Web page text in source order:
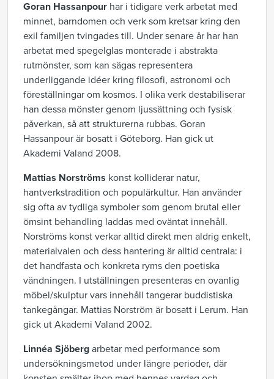
Goran Hassanpour har i tidigare verk arbetat med
minnet, barndomen och verk som kretsar kring den
exil familjen tvingades till. Under senare år har han
arbetat med spegelglas monterade i abstrakta
rutmönster, som kan sägas representera
underliggande idéer kring filosofi, astronomi och
föreställningar om kosmos. I olika verk destabiliserar
han dessa mönster genom ljussättning och fysisk
påverkan, så att strukturerna rubbas. Goran
Hassanpour är bosatt i Göteborg. Han gick ut
Akademi Valand 2008.
Mattias Norströms konst kolliderar natur,
hantverkstradition och populärkultur. Han använder
sig ofta av tydliga symboler som genom brutal eller
ömsint behandling laddas med oväntat innehåll.
Norströms konst verkar alltid direkt men aldrig enkelt,
materialvalen och dess hantering är alltid centrala: i
det handfasta och konkreta ryms den poetiska
vändningen. I utställningen presenteras en ovanlig
möbel/skulptur vars innehåll tangerar buddistiska
tankegångar. Mattias Norström är bosatt i Lerum. Han
gick ut Akademi Valand 2002.
Linnéa Sjöberg arbetar med performance som
undersökningsmetod under längre perioder, där